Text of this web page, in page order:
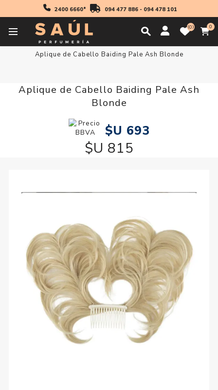
2400 6660* 094 477 886 - 094 478 101
0 0
Inicio
Aplique de Cabello Baiding Pale Ash Blonde
Aplique de Cabello Baiding Pale Ash
Blonde
$U 693
$U 815